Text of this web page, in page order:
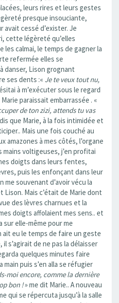
leurs rires et leurs gestes
presque insouciante,
avait cessé d’exister. Je
cette légèreté qu’elles
les calmai, le temps de gagner la
refermée elles se
danser, Lison grognant
ses dents :« Je te veux tout nu,
à m’exécuter sous le regard
paraissait embarrassée . «
de ton zizi, attends tu vas
que Marie, à la fois intimidée et
Mais une fois couché au
amazones à mes côtés, l’organe
voltigeuses, j’en profitai
doigts dans leurs fentes,
puis les enfonçant dans leur
souvenant d’avoir vécu la
Lison. Mais c’était de Marie dont
des lèvres charnues et la
doigts affolaient mes sens.. et
sur elle-même pour me
ait eu le temps de faire un geste
s’agirait de ne pas la délaisser
quelques minutes faire
main puis s’en alla se réfugier
moi encore, comme la dernière
bon !» me dit Marie.. A nouveau
qui se répercuta jusqu’à la salle